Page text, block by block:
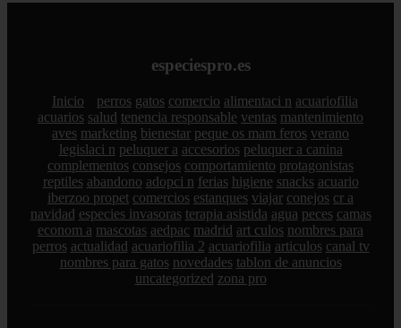
especiespro.es
Inicio perros gatos comercio alimentaci n acuariofilia
acuarios salud tenencia responsable ventas mantenimiento
aves marketing bienestar peque os mam feros verano
legislaci n peluquer a accesorios peluquer a canina
complementos consejos comportamiento protagonistas
reptiles abandono adopci n ferias higiene snacks acuario
iberzoo propet comercios estanques viajar conejos cr a
navidad especies invasoras terapia asistida agua peces camas
econom a mascotas aedpac madrid art culos nombres para
perros actualidad acuariofilia 2 acuariofilia articulos canal tv
nombres para gatos novedades tablon de anuncios
uncategorized zona pro